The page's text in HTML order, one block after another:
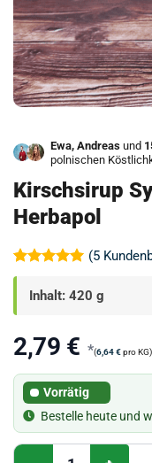
Ewa, Andreas und
polnischen
Kirschsirup
Herbapol
Bewertet
mit5von
5, basierend
auf
5
(5
Inhalt: 420 g
2,79 € *(6,64€pro KG)
Vorrätig
Bestelle heute und
Kirschsirup Syrop